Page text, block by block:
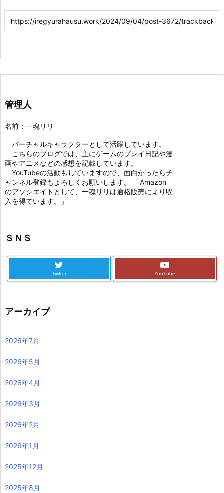
管理人
名前：一魂リリ
バーチャルキャラクターとして活躍しています。
こちらのブログでは、主にゲームのプレイ日記や漫
画やアニメなどの感想を記載しています。
YouTubeの活動もしていますので、面白かったらチ
ャンネル登録もよろしくお願いします。 「Amazon
のアソシエイトとして、一魂リリは適格販売により収
入を得ています。」
ＳＮＳ
Twitter YouTube
アーカイブ
2026年7月
2026年5月
2026年4月
2026年3月
2026年2月
2026年1月
2025年12月
2025年8月